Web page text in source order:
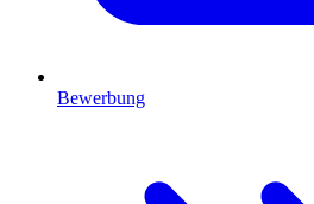
Bewerbung